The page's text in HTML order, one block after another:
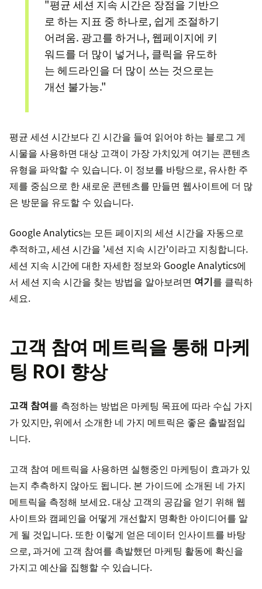
"평균 세션 지속 시간은 장점을 기반으
로 하는 지표 중 하나로, 쉽게 조절하기
어려움. 광고를 하거나, 웹페이지에 키
워드를 더 많이 넣거나, 클릭을 유도하
는 헤드라인을 더 많이 쓰는 것으로는
개선 불가능."
평균 세션 시간보다 긴 시간을 들여 읽어야 하는 블로그 게
시물을 사용하면 대상 고객이 가장 가치있게 여기는 콘텐츠
유형을 파악할 수 있습니다. 이 정보를 바탕으로, 유사한 주
제를 중심으로 한 새로운 콘텐츠를 만들면 웹사이트에 더 많
은 방문을 유도할 수 있습니다.
Google Analytics는 모든 페이지의 세션 시간을 자동으로
추적하고, 세션 시간을 '세션 지속 시간'이라고 지칭합니다.
세션 지속 시간에 대한 자세한 정보와 Google Analytics에
서 세션 지속 시간을 찾는 방법을 알아보려면 여기를 클릭하
세요.
고객 참여 메트릭을 통해 마케
팅 ROI 향상
고객 참여를 측정하는 방법은 마케팅 목표에 따라 수십 가지
가 있지만, 위에서 소개한 네 가지 메트릭은 좋은 출발점입
니다.
고객 참여 메트릭을 사용하면 실행중인 마케팅이 효과가 있
는지 추측하지 않아도 됩니다. 본 가이드에 소개된 네 가지
메트릭을 측정해 보세요. 대상 고객의 공감을 얻기 위해 웹
사이트와 캠페인을 어떻게 개선할지 명확한 아이디어를 알
게 될 것입니다. 또한 이렇게 얻은 데이터 인사이트를 바탕
으로, 과거에 고객 참여를 촉발했던 마케팅 활동에 확신을
가지고 예산을 집행할 수 있습니다.